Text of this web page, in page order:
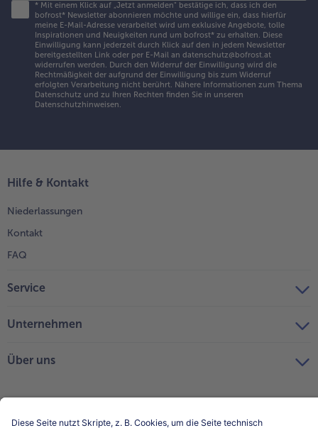
* Mit einem Klick auf „Jetzt anmelden" bestätige ich, dass ich den
bofrost* Newsletter abonnieren möchte und willige ein, dass hierfür
meine E-Mail-Adresse verarbeitet wird um exklusive Angebote, tolle
Inspirationen und Neuigkeiten rund um bofrost* zu erhalten. Diese
Einwilligung kann jederzeit durch Klick auf den in jedem Newsletter
bereitgestellten Link oder per E-Mail an datenschutz@bofrost.at
widerrufen werden. Durch den Widerruf der Einwilligung wird die
Rechtmäßigkeit der aufgrund der Einwilligung bis zum Widerruf
erfolgten Verarbeitung nicht berührt. Nähere Informationen zum Thema
Datenschutz und zu Ihren Rechten finden Sie in unseren
Datenschutzhinweisen.
Hilfe & Kontakt
Niederlassungen
Kontakt
FAQ
Service
Unternehmen
Über uns